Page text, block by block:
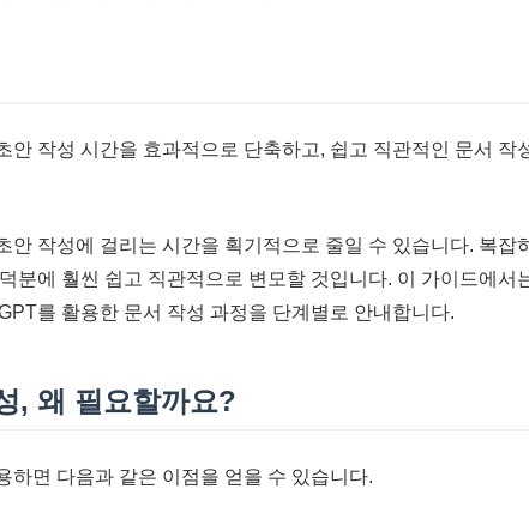
안 작성 시간을 효과적으로 단축하고, 쉽고 직관적인 문서 작
안 작성에 걸리는 시간을 획기적으로 줄일 수 있습니다. 복잡
분에 훨씬 쉽고 직관적으로 변모할 것입니다. 이 가이드에서
를 활용한 문서 작성 과정을 단계별로 안내합니다.
, 왜 필요할까요?
하면 다음과 같은 이점을 얻을 수 있습니다.